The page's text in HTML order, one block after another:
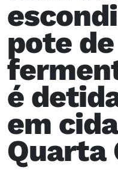
pote de
é
em
Quarta